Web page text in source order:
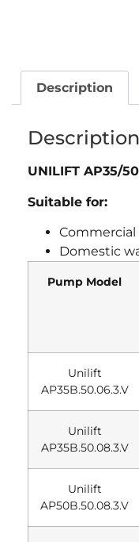
Description
Description
UNILIFT AP35/
Suitable for:
Domestic
Pump Model
Unilift
AP35B.50.06.3.V
Unilift
AP35B.50.08.3.V
Unilift
AP50B.50.08.3.V